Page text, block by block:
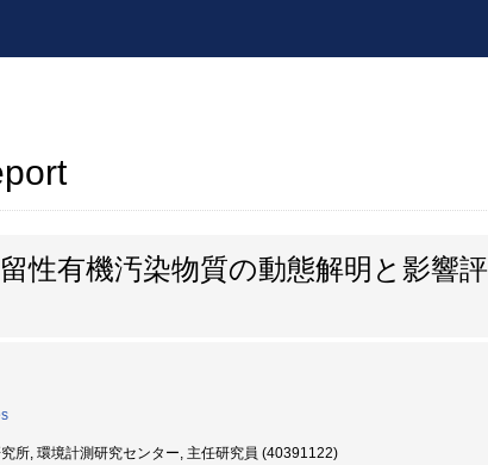
性有機汚染物質の動態解明と影響評
所, 環境計測研究センター, 主任研究員 (40391122)